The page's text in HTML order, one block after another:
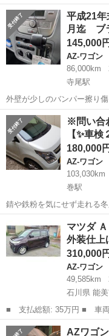
す。) ★走行７．７万ｋｍ台 ★プッシュスタート ( *ˊᵕˋ)σ 凸ﾎﾟﾁｯ
※【Ａ／Ｃ不良】...
新潟 新潟市 青山駅
平成21年
月迄 ブ
145,000円
AZ-ワゴン
86,000km
寺尾駅
外壁が少しのバンパー擦り
れ以外はばっちりです。 オ
ョンはありません。 CDプ
い 2WDです。
新潟 新潟市 寺尾駅
※問い合
【✨車
180,000円
AZ-ワゴン
103,030km
巻駅
錆や鉄粉を気にせず走れる
用に！ 免許取り立て学生等の初めの１台
ゴン（MJ23S） 【グレード
成２４年４月 【エンジ...
巻駅
マツダ
外装仕
310,000円
AZ-ワゴン
49,585km
石川県 能
■ 支払総額: 35万円 ■ 車両本体価格： 310,000 円 ■ メーカー
名： マツダ ■ 車種名：
ド名： ＸＳ 内外装仕上
石川 能美市 AZ-ワゴ
AZワゴ